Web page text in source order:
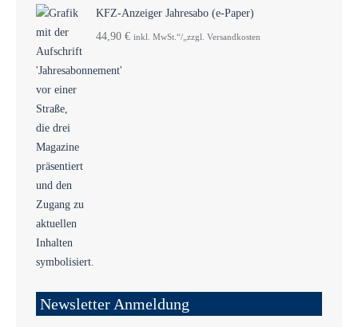
KFZ-Anzeiger Jahresabo (e-Paper)
44,90 € inkl. MwSt.“/„zzgl. Versandkosten
Newsletter Anmeldung